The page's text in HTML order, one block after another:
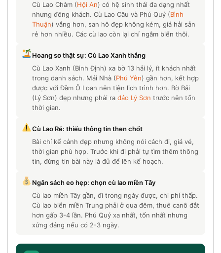
Cù Lao Chàm (Hội An) có hệ sinh thái đa dạng nhất
nhưng đông khách. Cù Lao Câu và Phú Quý (Bình
Thuận) vắng hơn, san hô đẹp không kém, giá hải sản
rẻ hơn nhiều. Các cù lao còn lại chỉ ngắm biển thôi.
Hoang sơ thật sự: Cù Lao Xanh thắng
Cù Lao Xanh (Bình Định) xa bờ 13 hải lý, ít khách nhất
trong danh sách. Mái Nhà (Phú Yên) gần hơn, kết hợp
được với Đầm Ô Loan nên tiện lịch trình hơn. Bờ Bãi
(Lý Sơn) đẹp nhưng phải ra đảo Lý Sơn trước nên tốn
thời gian.
Cù Lao Ré: thiếu thông tin then chốt
Bài chỉ kể cảnh đẹp nhưng không nói cách đi, giá vé,
thời gian phù hợp. Trước khi đi phải tự tìm thêm thông
tin, đừng tin bài này là đủ để lên kế hoạch.
Ngân sách eo hẹp: chọn cù lao miền Tây
Cù lao miền Tây gần, đi trong ngày được, chi phí thấp.
Cù lao biển miền Trung phải ở qua đêm, thuê canô đắt
hơn gấp 3-4 lần. Phú Quý xa nhất, tốn nhất nhưng
xứng đáng nếu có 2-3 ngày.